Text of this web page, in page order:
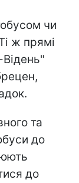
чи
ж прямі
та
до
до